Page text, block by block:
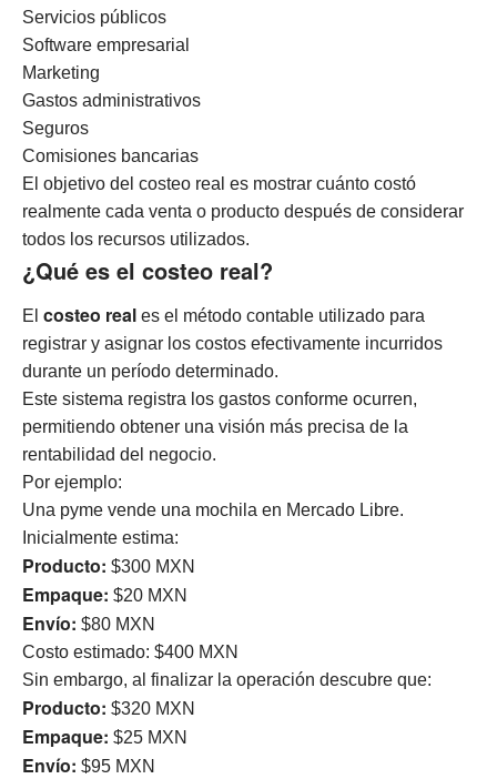
Servicios públicos
Software empresarial
Marketing
Gastos administrativos
Seguros
Comisiones bancarias
El objetivo del costeo real es mostrar cuánto costó
realmente cada venta o producto después de considerar
todos los recursos utilizados.
¿Qué es el costeo real?
El costeo real es el método contable utilizado para
registrar y asignar los costos efectivamente incurridos
durante un período determinado.
Este sistema registra los gastos conforme ocurren,
permitiendo obtener una visión más precisa de la
rentabilidad del negocio.
Por ejemplo:
Una pyme vende una mochila en Mercado Libre.
Inicialmente estima:
Producto: $300 MXN
Empaque: $20 MXN
Envío: $80 MXN
Costo estimado: $400 MXN
Sin embargo, al finalizar la operación descubre que:
Producto: $320 MXN
Empaque: $25 MXN
Envío: $95 MXN